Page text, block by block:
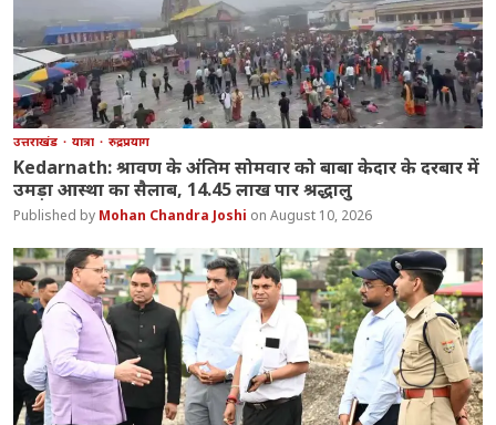
उत्तराखंड यात्रा रुद्रप्रयाग
Kedarnath: श्रावण के अंतिम सोमवार को बाबा केदार के दरबार में
उमड़ा आस्था का सैलाब, 14.45 लाख पार श्रद्धालु
Mohan Chandra Joshi August 10, 2026